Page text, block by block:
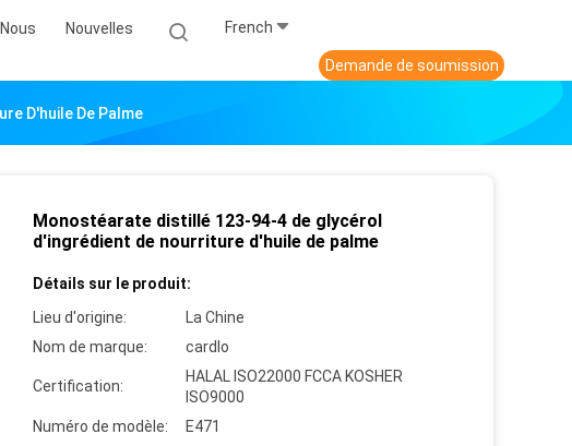
Nouvelles French
Demande de soumission
D'huile De Palme
Monostéarate distillé 123-94-4 de glycérol
d'ingrédient de nourriture d'huile de palme
Détails sur le produit:
Lieu d'origine:
La Chine
Nom de marque:
cardlo
Certification:
HALAL ISO22000 FCCA KOSHER
ISO9000
Numéro de modèle:
E471